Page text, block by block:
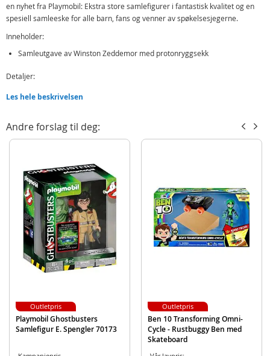
en nyhet fra Playmobil: Ekstra store samlefigurer i fantastisk kvalitet og en
spesiell samleeske for alle barn, fans og venner av spøkelsesjegerne.
Inneholder:
Samleutgave av Winston Zeddemor med protonryggsekk
Detaljer:
Antall deler: 10
Alder: fra 6 år
Merke
Les hele beskrivelsen
Andre forslag til deg:
Playmobil Ghostbusters
Samlefigur E. Spengler 70173
Outletpris
Ben 10 Transforming Omni-
Cycle - Rustbuggy Ben med
Skateboard
Outletpris